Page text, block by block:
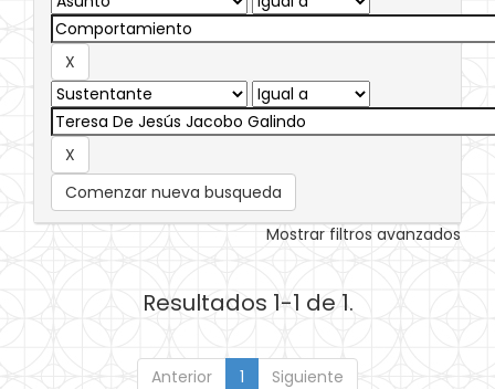
Comenzar nueva busqueda
Mostrar filtros avanzados
Resultados 1-1 de 1.
Anterior 1 Siguiente